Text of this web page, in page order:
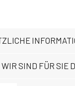
WIR SIND FÜR SIE